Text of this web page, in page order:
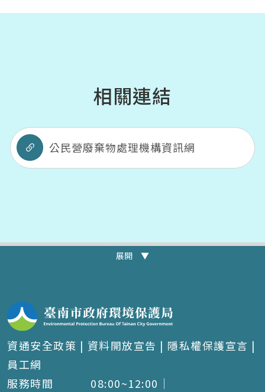
相關連結
公民營廢棄物處理機構資訊網
展開 ▼
資通安全政策 | 資料開放宣告 | 隱私權保護宣言 |
員工網
服務時間
08:00~12:00｜